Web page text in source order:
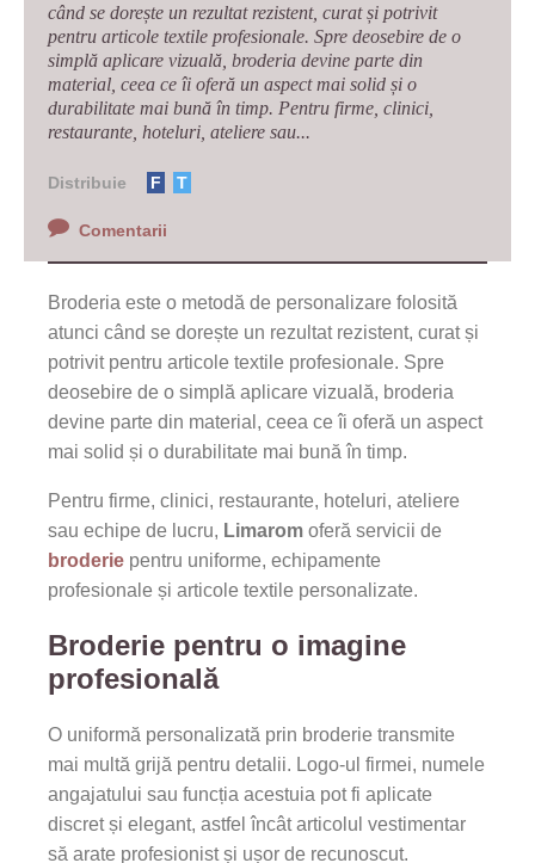
când se dorește un rezultat rezistent, curat și potrivit
pentru articole textile profesionale. Spre deosebire de o
simplă aplicare vizuală, broderia devine parte din
material, ceea ce îi oferă un aspect mai solid și o
durabilitate mai bună în timp. Pentru firme, clinici,
restaurante, hoteluri, ateliere sau...
Distribuie F T
Comentarii
Broderia este o metodă de personalizare folosită
atunci când se dorește un rezultat rezistent, curat și
potrivit pentru articole textile profesionale. Spre
deosebire de o simplă aplicare vizuală, broderia
devine parte din material, ceea ce îi oferă un aspect
mai solid și o durabilitate mai bună în timp.
Pentru firme, clinici, restaurante, hoteluri, ateliere
sau echipe de lucru, Limarom oferă servicii de
broderie pentru uniforme, echipamente
profesionale și articole textile personalizate.
Broderie pentru o imagine
profesională
O uniformă personalizată prin broderie transmite
mai multă grijă pentru detalii. Logo-ul firmei, numele
angajatului sau funcția acestuia pot fi aplicate
discret și elegant, astfel încât articolul vestimentar
să arate profesionist și ușor de recunoscut.